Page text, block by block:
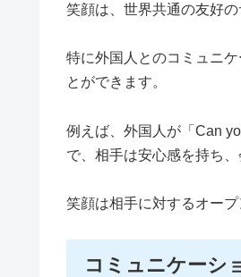
笑顔は、世界共通の友好の
特に外国人とのコミュニ
とができます。
例えば、外国人が「Can
で、相手は安心感を持ち
笑顔は相手に対するオー
コミュニケーシ